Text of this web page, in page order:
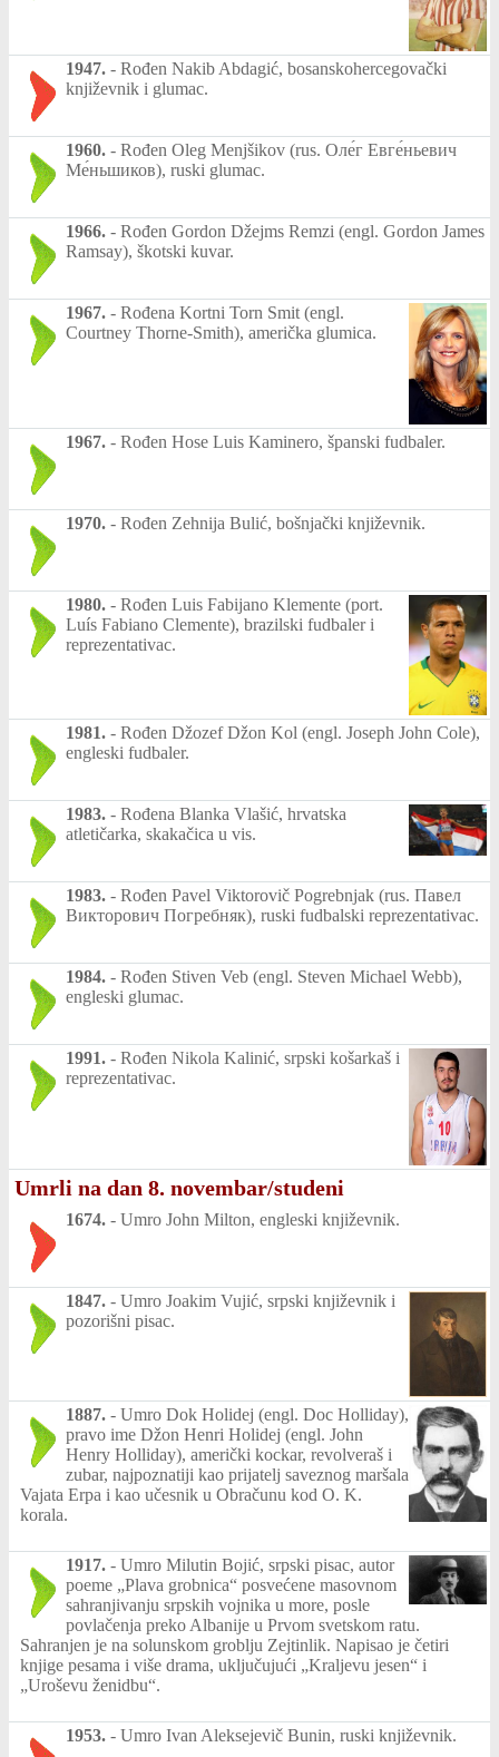
1947. - Rođen Nakib Abdagić, bosanskohercegovački
književnik i glumac.
1960. - Rođen Oleg Menjšikov (rus. Оле́г Евге́ньевич
Ме́ньшиков), ruski glumac.
1966. - Rođen Gordon Džejms Remzi (engl. Gordon James
Ramsay), škotski kuvar.
1967. - Rođena Kortni Torn Smit (engl.
Courtney Thorne-Smith), američka glumica.
1967. - Rođen Hose Luis Kaminero, španski fudbaler.
1970. - Rođen Zehnija Bulić, bošnjački književnik.
1980. - Rođen Luis Fabijano Klemente (port.
Luís Fabiano Clemente), brazilski fudbaler i
reprezentativac.
1981. - Rođen Džozef Džon Kol (engl. Joseph John Cole),
engleski fudbaler.
1983. - Rođena Blanka Vlašić, hrvatska
atletičarka, skakačica u vis.
1983. - Rođen Pavel Viktorovič Pogrebnjak (rus. Павел
Викторович Погребняк), ruski fudbalski reprezentativac.
1984. - Rođen Stiven Veb (engl. Steven Michael Webb),
engleski glumac.
1991. - Rođen Nikola Kalinić, srpski košarkaš i
reprezentativac.
Umrli na dan 8. novembar/studeni
1674. - Umro John Milton, engleski književnik.
1847. - Umro Joakim Vujić, srpski književnik i
pozorišni pisac.
1887. - Umro Dok Holidej (engl. Doc Holliday),
pravo ime Džon Henri Holidej (engl. John
Henry Holliday), američki kockar, revolveraš i
zubar, najpoznatiji kao prijatelj saveznog maršala
Vajata Erpa i kao učesnik u Obračunu kod O. K.
korala.
1917. - Umro Milutin Bojić, srpski pisac, autor
poeme „Plava grobnica“ posvećene masovnom
sahranjivanju srpskih vojnika u more, posle
povlačenja preko Albanije u Prvom svetskom ratu.
Sahranjen je na solunskom groblju Zejtinlik. Napisao je četiri
knjige pesama i više drama, uključujući „Kraljevu jesen“ i
„Uroševu ženidbu“.
1953. - Umro Ivan Aleksejevič Bunin, ruski književnik.